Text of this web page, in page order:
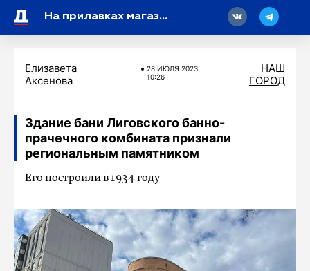
На прилавках магазинов Петербурга 3 процента мясной продукции не соответствует нормам
Елизавета
Аксенова
28 ИЮЛЯ 2023
10:26
НАШ
ГОРОД
Здание бани Лиговского банно-
прачечного комбината признали
региональным памятником
Его построили в 1934 году